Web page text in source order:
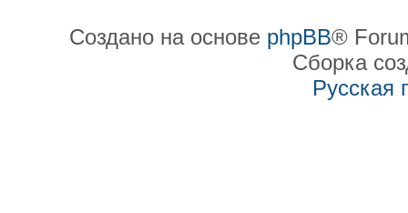
Создано на основе phpBB®
Сборка
Русская